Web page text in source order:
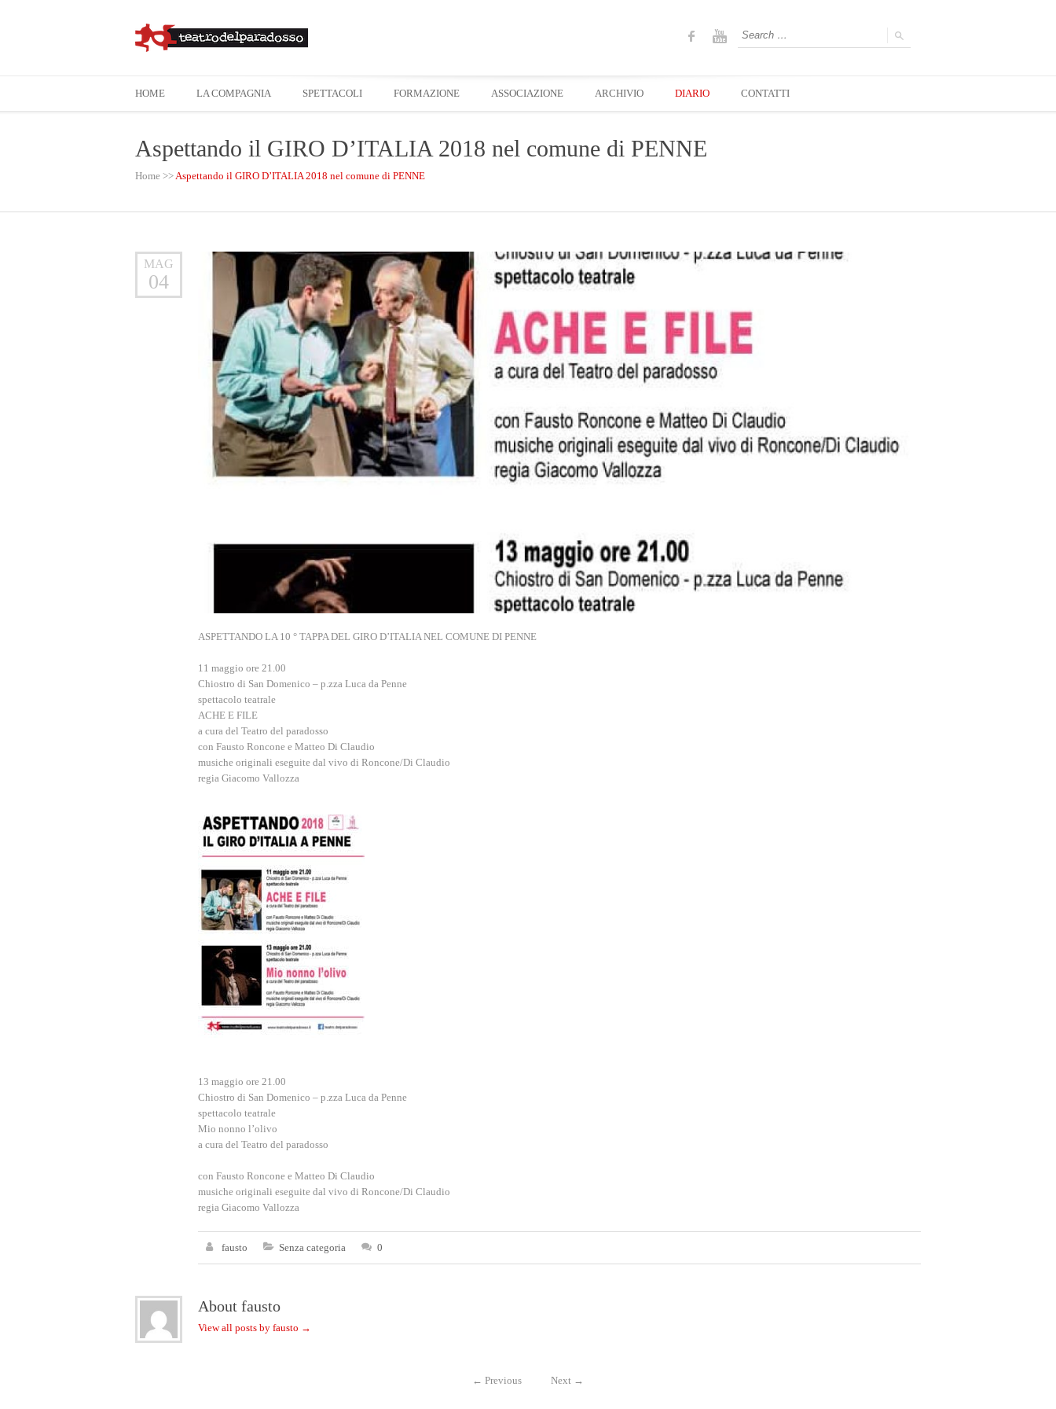
HOME LA COMPAGNIA SPETTACOLI FORMAZIONE ASSOCIAZIONE ARCHIVIO DIARIO CONTATTI
Aspettando il GIRO D’ITALIA 2018 nel comune di PENNE
Home >>Aspettando il GIRO D’ITALIA 2018 nel comune di PENNE
MAG
04
ASPETTANDO LA 10 ° TAPPA DEL GIRO D’ITALIA NEL COMUNE DI PENNE
11 maggio ore 21.00
Chiostro di San Domenico – p.zza Luca da Penne
spettacolo teatrale
ACHE E FILE
a cura del Teatro del paradosso
con Fausto Roncone e Matteo Di Claudio
musiche originali eseguite dal vivo di Roncone/Di Claudio
regia Giacomo Vallozza
13 maggio ore 21.00
Chiostro di San Domenico – p.zza Luca da Penne
spettacolo teatrale
Mio nonno l’olivo
a cura del Teatro del paradosso
con Fausto Roncone e Matteo Di Claudio
musiche originali eseguite dal vivo di Roncone/Di Claudio
regia Giacomo Vallozza
fausto Senza categoria 0
About fausto
View all posts by fausto →
← Previous Next →